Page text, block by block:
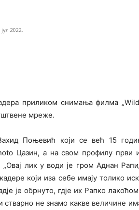
2022.
приликом снимања филма
мреже.
Поњевић који се већ 15
Цазин, а на свом профилу први
лик у води је гром Аднан
који иза себе имају толико
је обрнуто, гдjе их Рапко
не знамо какве величине